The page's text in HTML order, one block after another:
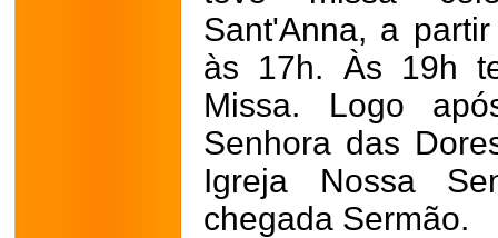
Sant'Anna, a
às 17h. Às 19h
Missa. Logo
Senhora das
Igreja Nossa
chegada Sermão.